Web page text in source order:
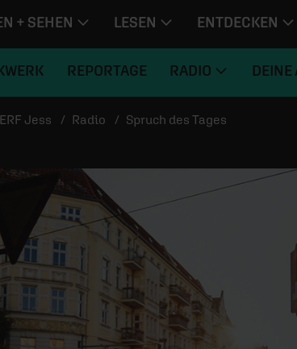
+ SEHEN LESEN ENTDECKEN
REPORTAGE RADIO DEINE
ERF Jess Radio Spruch des Tages